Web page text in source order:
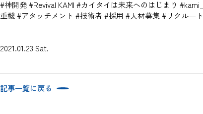
#神開発 #Revival KAMI #カイタイは未来へのはじまり
重機 #アタッチメント #技術者 #採用 #人材募集 #リクルー
2021.01.23 Sat.
記事一覧に戻る